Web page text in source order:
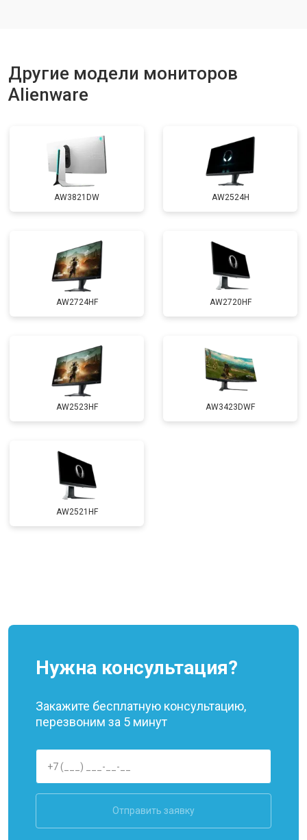
Другие модели мониторов
Alienware
AW3821DW AW2524H
AW2724HF AW2720HF
AW2523HF AW3423DWF
AW2521HF
Нужна консультация?
Закажите бесплатную консультацию,
перезвоним за 5 минут
Отправить заявку